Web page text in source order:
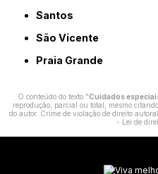
Santos
São Vicente
Praia Grande
O conteúdo do texto "Cuidados
reprodução, parcial ou total, mesmo
do autor. Crime de violação de direito
- Lei de